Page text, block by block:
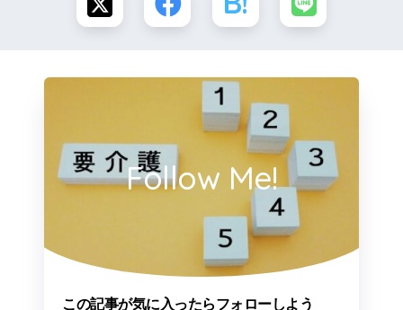
Follow Me!
この記事が気に入ったらフォローしよう